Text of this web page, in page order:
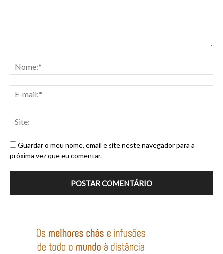
Guardar o meu nome, email e site neste navegador para a
próxima vez que eu comentar.